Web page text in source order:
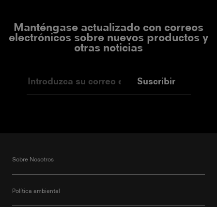
Manténgase actualizado con correos
electrónicos sobre nuevos productos y
otras noticias
Suscribir
Sobre Nosotros
Política ambiental